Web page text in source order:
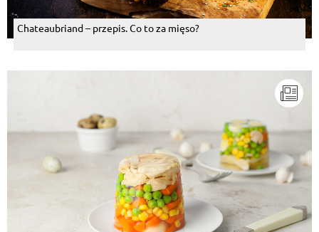
Chateaubriand – przepis. Co to za mięso?